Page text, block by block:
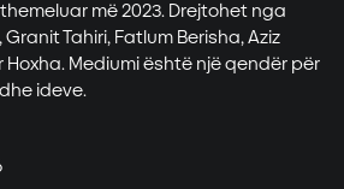
më 2023. Drejtohet nga
Tahiri, Fatlum Berisha, Aziz
Hoxha. Mediumi është një qendër për
ideve.